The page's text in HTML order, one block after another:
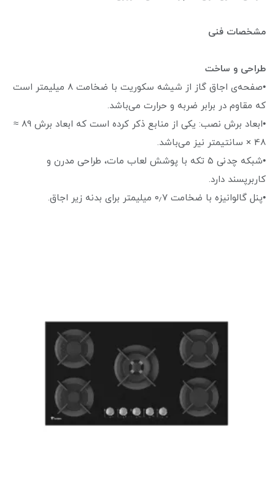
مشخصات فنی
طراحی و ساخت
•صفحه‌ی اجاق گاز از شیشه سکوریت با ضخامت ۸ میلیمتر است
که مقاوم در برابر ضربه و حرارت می‌باشد.
•ابعاد برش نصب: یکی از منابع ذکر کرده است که ابعاد برش ‎≈ 89
× 48 سانتیمتر نیز می‌باشد.
•شبکه چدنی ۵ تکه با پوشش لعاب مات، طراحی مدرن و
کاربرپسند دارد.
•پنل گالوانیزه با ضخامت ۰٫۷ میلیمتر برای بدنه زیر اجاق.